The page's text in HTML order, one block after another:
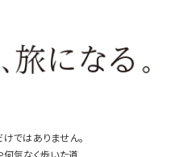
ではありません。